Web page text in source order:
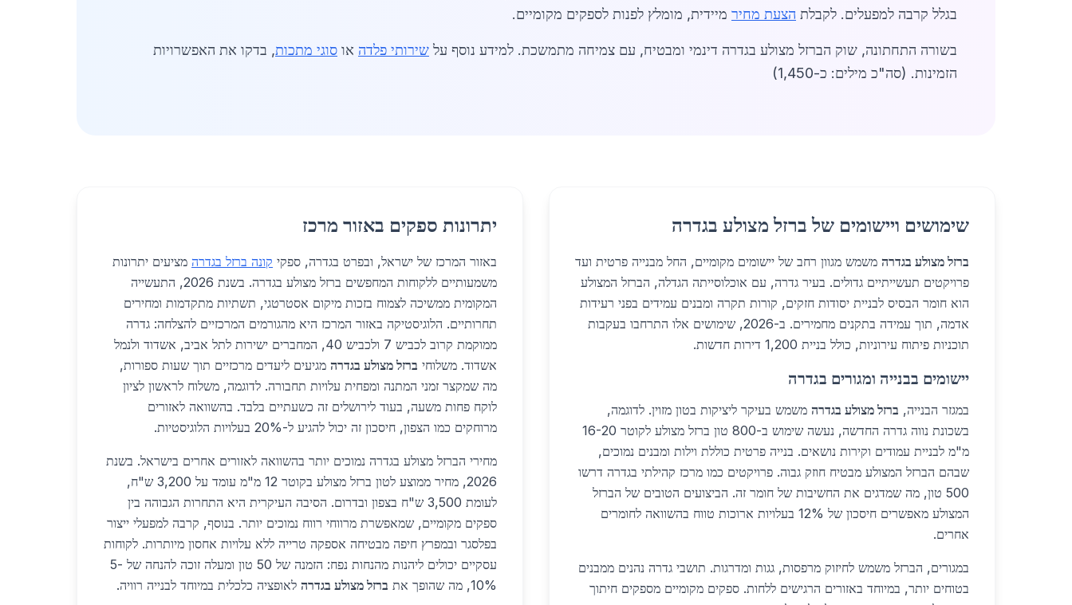
בגלל קרבה למפעלים. לקבלת הצעת מחיר מיידית, מומלץ לפנות לספקים מקומיים.
בשורה התחתונה, שוק הברזל מצולע בגדרה דינמי ומבטיח, עם צמיחה מתמשכת. למידע נוסף על שירותי פלדה או סוגי מתכות, בדקו את האפשרויות
הזמינות. (סה"כ מילים: כ-1,450)
שימושים ויישומים של ברזל מצולע בגדרה
ברזל מצולע בגדרה משמש מגוון רחב של יישומים מקומיים, החל מבנייה פרטית ועד
פרויקטים תעשייתיים גדולים. בעיר גדרה, עם אוכלוסייתה הגדלה, הברזל המצולע
הוא חומר הבסיס לבניית יסודות חזקים, קורות תקרה ומבנים עמידים בפני רעידות
אדמה, תוך עמידה בתקנים מחמירים. ב-2026, שימושים אלו התרחבו בעקבות
תוכניות פיתוח עירוניות, כולל בניית 1,200 דירות חדשות.
יישומים בבנייה ומגורים בגדרה
במגזר הבנייה, ברזל מצולע בגדרה משמש בעיקר ליציקות בטון מזוין. לדוגמה,
בשכונת נווה גדרה החדשה, נעשה שימוש ב-800 טון ברזל מצולע לקוטר 16-20
מ"מ לבניית עמודים וקירות נושאים. בנייה פרטית כוללת וילות ומבנים נמוכים,
שבהם הברזל המצולע מבטיח חוזק גבוה. פרויקטים כמו מרכז קהילתי בגדרה דרשו
500 טון, מה שמדגים את החשיבות של חומר זה. הביצועים הטובים של הברזל
המצולע מאפשרים חיסכון של 12% בעלויות ארוכות טווח בהשוואה לחומרים
אחרים.
במגורים, הברזל משמש לחיזוק מרפסות, גגות ומדרגות. תושבי גדרה נהנים ממבנים
בטוחים יותר, במיוחד באזורים הרגישים ללחות. ספקים מקומיים מספקים חיתוך
יתרונות ספקים באזור מרכז
באזור המרכז של ישראל, ובפרט בגדרה, ספקי קונה ברזל בגדרה מציעים יתרונות
משמעותיים ללקוחות המחפשים ברזל מצולע בגדרה. בשנת 2026, התעשייה
המקומית ממשיכה לצמוח בזכות מיקום אסטרטגי, תשתיות מתקדמות ומחירים
תחרותיים. הלוגיסטיקה באזור המרכז היא מהגורמים המרכזיים להצלחה: גדרה
ממוקמת קרוב לכביש 7 ולכביש 40, המחברים ישירות לתל אביב, אשדוד ולנמל
אשדוד. משלוחי ברזל מצולע בגדרה מגיעים ליעדים מרכזיים תוך שעות ספורות,
מה שמקצר זמני המתנה ומפחית עלויות תחבורה. לדוגמה, משלוח לראשון לציון
לוקח פחות משעה, בעוד לירושלים זה כשעתיים בלבד. בהשוואה לאזורים
מרוחקים כמו הצפון, חיסכון זה יכול להגיע ל-20% בעלויות הלוגיסטיות.
מחירי הברזל מצולע בגדרה נמוכים יותר בהשוואה לאזורים אחרים בישראל. בשנת
2026, מחיר ממוצע לטון ברזל מצולע בקוטר 12 מ"מ עומד על 3,200 ש"ח,
לעומת 3,500 ש"ח בצפון ובדרום. הסיבה העיקרית היא התחרות הגבוהה בין
ספקים מקומיים, שמאפשרת מרווחי רווח נמוכים יותר. בנוסף, קרבה למפעלי ייצור
בפלסגר ובמפרץ חיפה מבטיחה אספקה טרייה ללא עלויות אחסון מיותרות. לקוחות
עסקיים יכולים ליהנות מהנחות נפח: הזמנה של 50 טון ומעלה זוכה להנחה של 5-
10%, מה שהופך את
ברזל מצולע בגדרה לאופציה כלכלית במיוחד לבנייה רוויה.